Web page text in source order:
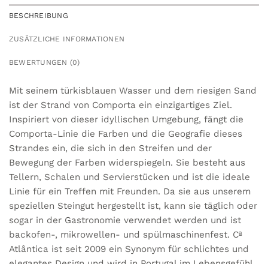
BESCHREIBUNG
ZUSÄTZLICHE INFORMATIONEN
BEWERTUNGEN (0)
Mit seinem türkisblauen Wasser und dem riesigen Sand
ist der Strand von Comporta ein einzigartiges Ziel.
Inspiriert von dieser idyllischen Umgebung, fängt die
Comporta-Linie die Farben und die Geografie dieses
Strandes ein, die sich in den Streifen und der
Bewegung der Farben widerspiegeln. Sie besteht aus
Tellern, Schalen und Servierstücken und ist die ideale
Linie für ein Treffen mit Freunden. Da sie aus unserem
speziellen Steingut hergestellt ist, kann sie täglich oder
sogar in der Gastronomie verwendet werden und ist
backofen-, mikrowellen- und spülmaschinenfest. Cª
Atlântica ist seit 2009 ein Synonym für schlichtes und